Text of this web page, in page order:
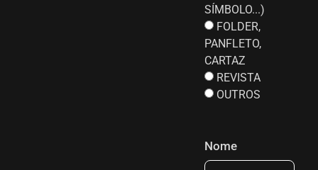
SÍMBOLO...)
FOLDER,
PANFLETO,
CARTAZ
REVISTA
OUTROS
Nome